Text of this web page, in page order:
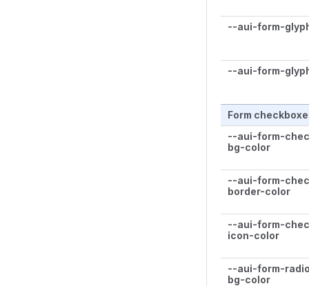
--aui-form-
--aui-form-
Form
--aui-form-
bg-color
--aui-form-
border-color
--aui-form-
icon-color
--aui-form-
bg-color